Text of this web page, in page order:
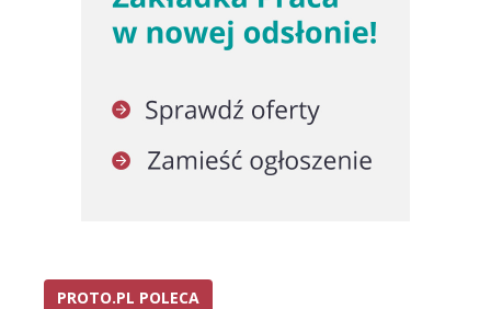
PROTO.PL POLECA